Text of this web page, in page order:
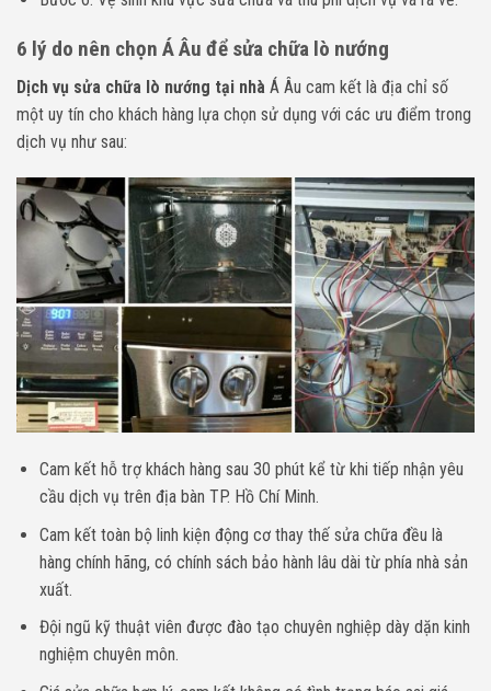
6 lý do nên chọn Á Âu để sửa chữa lò nướng
Dịch vụ sửa chữa lò nướng tại nhà Á Âu cam kết là địa chỉ số
một uy tín cho khách hàng lựa chọn sử dụng với các ưu điểm trong
dịch vụ như sau:
Cam kết hỗ trợ khách hàng sau 30 phút kể từ khi tiếp nhận yêu
cầu dịch vụ trên địa bàn TP. Hồ Chí Minh.
Cam kết toàn bộ linh kiện động cơ thay thế sửa chữa đều là
hàng chính hãng, có chính sách bảo hành lâu dài từ phía nhà sản
xuất.
Đội ngũ kỹ thuật viên được đào tạo chuyên nghiệp dày dặn kinh
nghiệm chuyên môn.